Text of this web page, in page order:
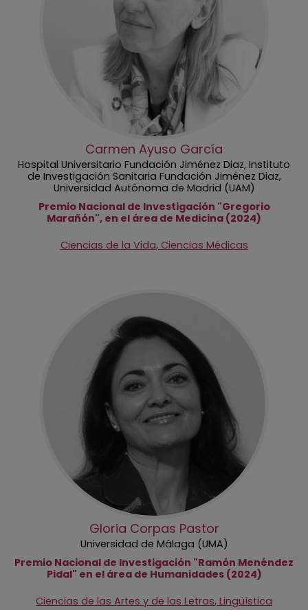
Carmen Ayuso García
Hospital Universitario Fundación Jiménez Diaz, Instituto
de Investigación Sanitaria Fundación Jiménez Diaz,
Universidad Autónoma de Madrid (UAM)
Premio Nacional de Investigación "Gregorio
Marañón", en el área de Medicina (2024)
Ciencias de la Vida, Ciencias Médicas
Gloria Corpas Pastor
Universidad de Málaga (UMA)
Premio Nacional de Investigación "Ramón Menéndez
Pidal" en el área de Humanidades (2024)
Ciencias de las Artes y de las Letras, Lingüística